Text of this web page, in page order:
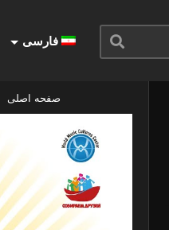
فارسی
صفحه اصلی